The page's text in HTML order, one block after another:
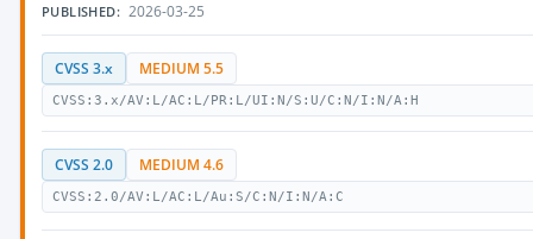
PUBLISHED: 2026-03-25
CVSS 3.x MEDIUM 5.5
CVSS:3.x/AV:L/AC:L/PR:L/UI:N/S:U/C:N/I:N/A:H
CVSS 2.0 MEDIUM 4.6
CVSS:2.0/AV:L/AC:L/Au:S/C:N/I:N/A:C